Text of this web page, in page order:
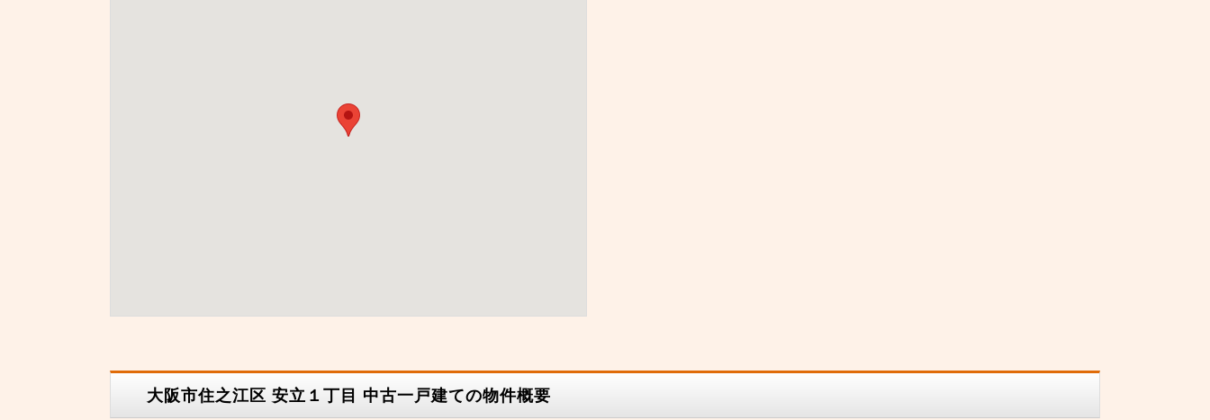
大阪市住之江区 安立１丁目 中古一戸建ての物件概要